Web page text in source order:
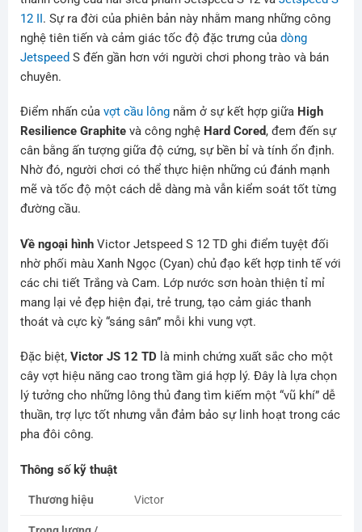
12 II. Sự ra đời của phiên bản này nhằm mang những công
nghệ tiên tiến và cảm giác tốc độ đặc trưng của dòng
Jetspeed S đến gần hơn với người chơi phong trào và bán
chuyên.
Điểm nhấn của vợt cầu lôngnằm ở sự kết hợp giữa High
Resilience Graphitevà công nghệ Hard Cored, đem đến sự
cân bằng ấn tượng giữa độ cứng, sự bền bỉ và tính ổn định.
Nhờ đó, người chơi có thể thực hiện những cú đánh mạnh
mẽ và tốc độ một cách dễ dàng mà vẫn kiểm soát tốt từng
đường cầu.
Về ngoại hìnhVictor Jetspeed S 12 TD ghi điểm tuyệt đối
nhờ phối màu Xanh Ngọc (Cyan) chủ đạo kết hợp tinh tế với
các chi tiết Trắng và Cam. Lớp nước sơn hoàn thiện tỉ mỉ
mang lại vẻ đẹp hiện đại, trẻ trung, tạo cảm giác thanh
thoát và cực kỳ “sáng sân” mỗi khi vung vợt.
Đặc biệt, Victor JS 12 TD là minh chứng xuất sắc cho một
cây vợt hiệu năng cao trong tầm giá hợp lý. Đây là lựa chọn
lý tưởng cho những lông thủ đang tìm kiếm một “vũ khí” dễ
thuần, trợ lực tốt nhưng vẫn đảm bảo sự linh hoạt trong các
pha đôi công.
Thông số kỹ thuật
Thương hiệu Victor